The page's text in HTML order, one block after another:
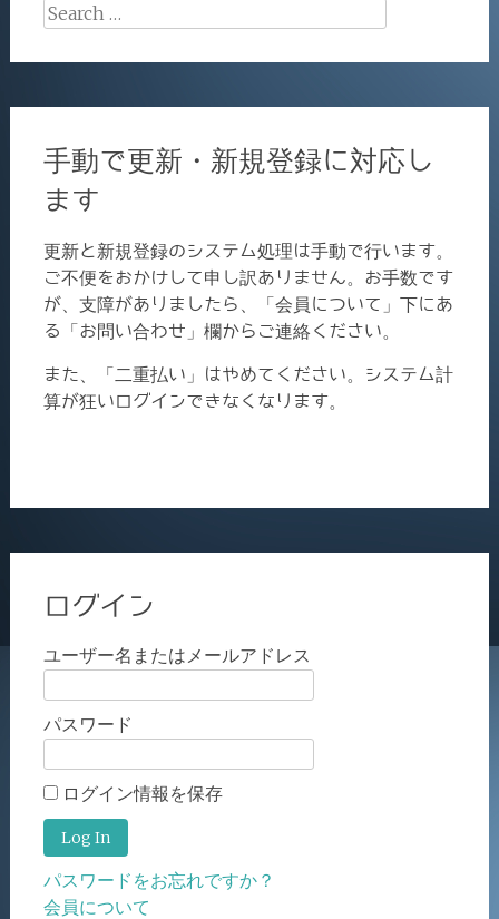
Search
手動で更新・新規登録に対応し
ます
更新と新規登録のシステム処理は手動で行います。
ご不便をおかけして申し訳ありません。お手数です
が、支障がありましたら、「会員について」下にあ
る「お問い合わせ」欄からご連絡ください。
また、「二重払い」はやめてください。システム計
算が狂いログインできなくなります。
ログイン
ユーザー名またはメールアドレス
パスワード
ログイン情報を保存
パスワードをお忘れですか？
会員について